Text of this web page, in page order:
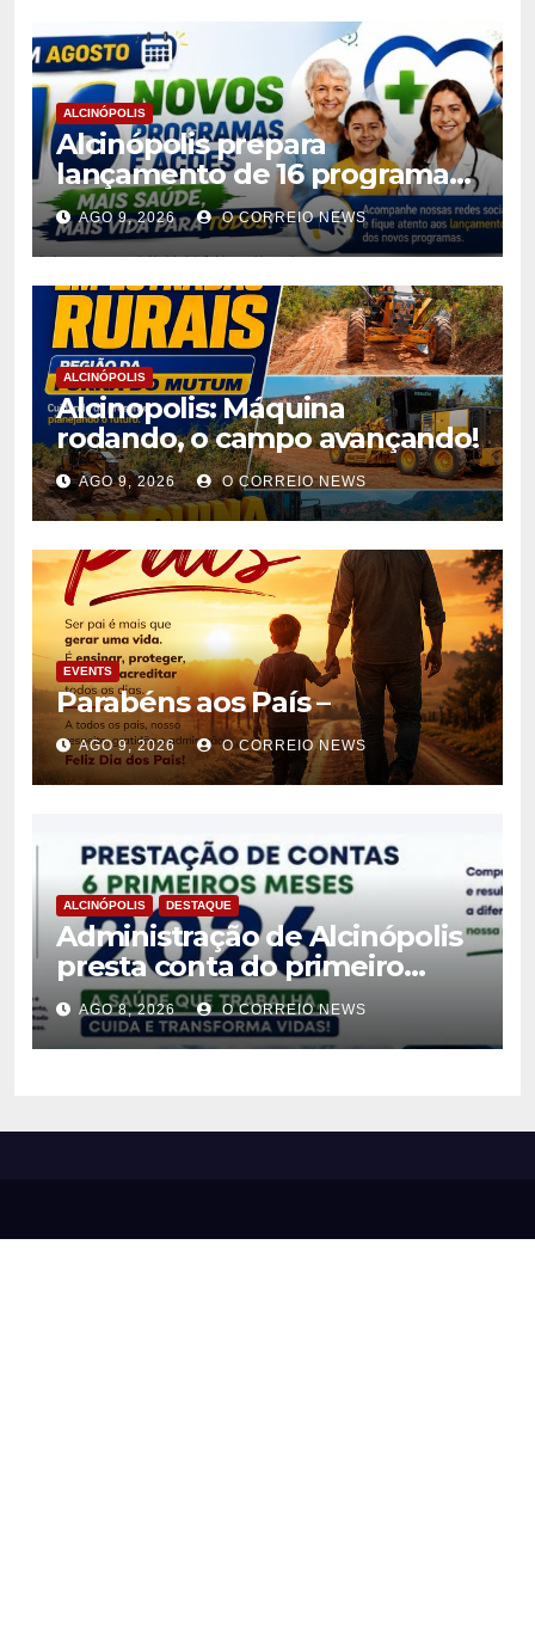
ALCINÓPOLIS
Alcinópolis prepara
lançamento de 16 programas
de saúde para ampliar
atendimento à população
AGO 9, 2026 O CORREIO NEWS
ALCINÓPOLIS
Alcinopolis: Máquina
rodando, o campo avançando!
AGO 9, 2026 O CORREIO NEWS
EVENTS
Parabéns aos País –
AGO 9, 2026 O CORREIO NEWS
ALCINÓPOLIS DESTAQUE
Administração de Alcinópolis
presta conta do primeiro
semestre de 2026
AGO 8, 2026 O CORREIO NEWS